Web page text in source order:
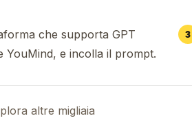
basso con
birra in
Image 2
che mostra
che supporta GPT
YouMind, e incolla il prompt.
3
altre migliaia